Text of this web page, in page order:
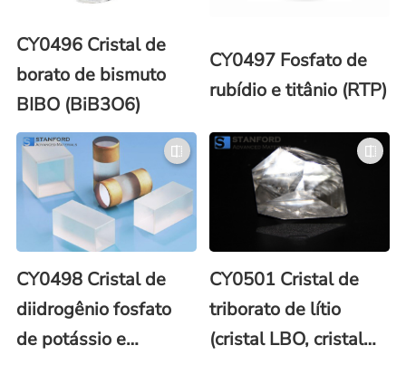
CY0496 Cristal de
borato de bismuto
BIBO (BiB3O6)
CY0497 Fosfato de
rubídio e titânio (RTP)
CY0498 Cristal de
diidrogênio fosfato
de potássio e
CY0501 Cristal de
triborato de lítio
(cristal LBO, cristal